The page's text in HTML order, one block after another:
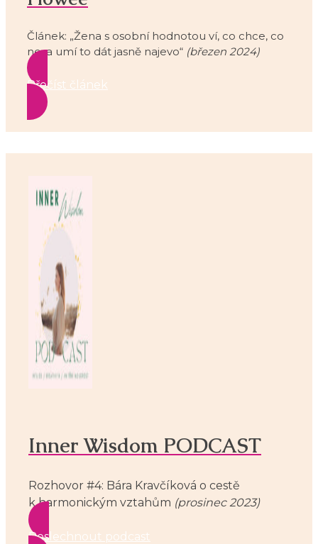
Článek: „Žena s osobní hodnotou ví, co chce, co
ne, a umí to dát jasně najevo“ (březen 2024)
Přečíst článek
Inner Wisdom PODCAST
Rozhovor #4: Bára Kravčíková o cestě
k harmonickým vztahům (prosinec 2023)
Poslechnout podcast